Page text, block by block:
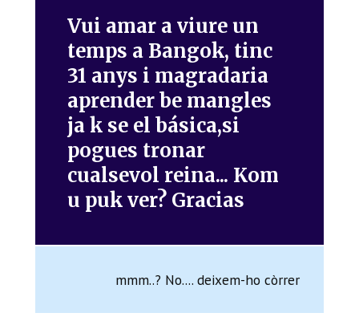
Vui amar a viure un
temps a Bangok, tinc
31 anys i magradaria
aprender be mangles
ja k se el básica,si
pogues tronar
cualsevol reina... Kom
u puk ver? Gracias
mmm..? No.... deixem-ho còrrer